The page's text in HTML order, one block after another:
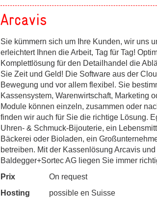
Arcavis
Sie kümmern sich um Ihre Kunden, wir uns
erleichtert Ihnen die Arbeit, Tag für Tag!
Komplettlösung für den Detailhandel die
Sie Zeit und Geld! Die Software aus der
Bewegung und vor allem flexibel. Sie
Kassensystem, Warenwirtschaft, Marketing
Module können einzeln, zusammen oder
finden wir auch für Sie die richtige Lösung.
Uhren- & Schmuck-Bijouterie, ein
Bäckerei oder Bioladen, ein
betreiben. Mit der Kassenlösung Arcavis
Baldegger+Sortec AG liegen Sie immer
Prix
On request
Hosting
possible en Suisse